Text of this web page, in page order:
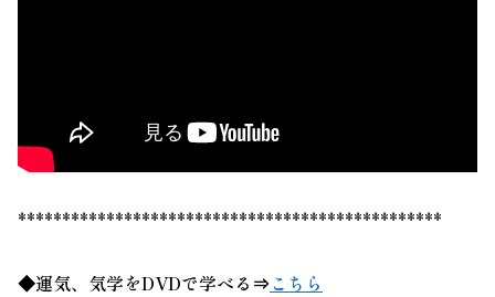
************************************************
◆運気、気学をDVDで学べる⇒こちら